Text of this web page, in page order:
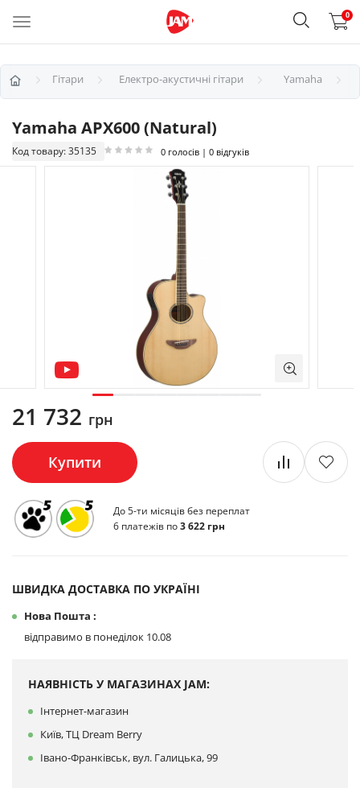
0
Гітари Електро-акустичні гітари Yamaha
Yamaha APX600 (Natural)
Код товару: 35135 0 голосів | 0 відгуків
21 732 грн
Купити
До 5-ти місяців без переплат
6 платежів по3 622 грн
ШВИДКА ДОСТАВКА ПО УКРАЇНІ
Нова Пошта :
відправимо в понеділок 10.08
НАЯВНІСТЬ У МАГАЗИНАХ JAM:
Інтернет-магазин
Київ, ТЦ Dream Berry
Івано-Франківськ, вул. Галицька, 99